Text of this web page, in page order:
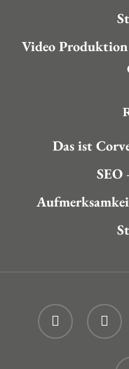
Video
Das ist
twitter facebook